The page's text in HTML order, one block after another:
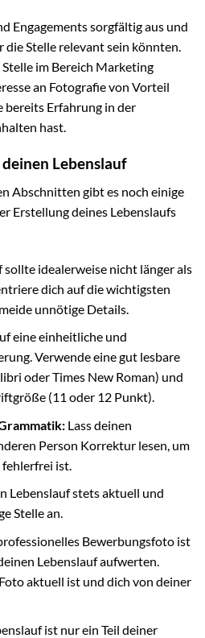
Engagements sorgfältig aus und
die Stelle relevant sein könnten.
im Bereich Marketing
an Fotografie von Vorteil
bereits Erfahrung in der
hast.
Lebenslauf
Abschnitten gibt es noch einige
Erstellung deines Lebenslaufs
idealerweise nicht länger als
dich auf die wichtigsten
unnötige Details.
eine einheitliche und
Verwende eine gut lesbare
oder Times New Roman) und
(11 oder 12 Punkt).
Lass deinen
Person Korrektur lesen, um
ist.
Lebenslauf stets aktuell und
Stelle an.
Bewerbungsfoto ist
Lebenslauf aufwerten.
aktuell ist und dich von deiner
ist nur ein Teil deiner